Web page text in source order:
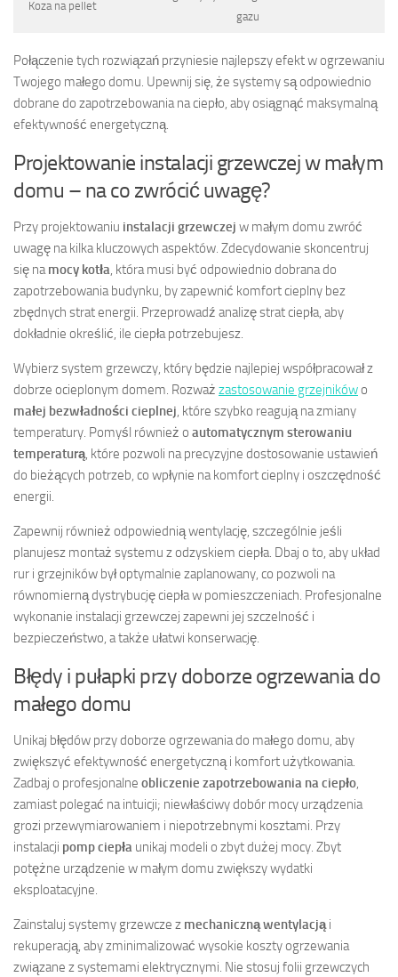
Koza na pellet
gazu
Połączenie tych rozwiązań przyniesie najlepszy efekt w ogrzewaniu
Twojego małego domu. Upewnij się, że systemy są odpowiednio
dobrane do zapotrzebowania na ciepło, aby osiągnąć maksymalną
efektywność energetyczną.
Projektowanie instalacji grzewczej w małym
domu – na co zwrócić uwagę?
Przy projektowaniu instalacji grzewczej w małym domu zwróć
uwagę na kilka kluczowych aspektów. Zdecydowanie skoncentruj
się namocy kotła, która musi być odpowiednio dobrana do
zapotrzebowania budynku, by zapewnić komfort cieplny bez
zbędnych strat energii. Przeprowadź analizę strat ciepła, aby
dokładnie określić, ile ciepła potrzebujesz.
Wybierz system grzewczy, który będzie najlepiej współpracował z
dobrze ocieplonym domem. Rozważ zastosowanie grzejnikówo
małej bezwładności cieplnej, które szybko reagują na zmiany
temperatury. Pomyśl również o automatycznym sterowaniu
temperaturą, które pozwoli na precyzyjne dostosowanie ustawień
do bieżących potrzeb, co wpłynie na komfort cieplny i oszczędność
energii.
Zapewnij również odpowiednią wentylację, szczególnie jeśli
planujesz montaż systemu z odzyskiem ciepła. Dbaj o to, aby układ
rur i grzejników był optymalnie zaplanowany, co pozwoli na
równomierną dystrybucję ciepła w pomieszczeniach. Profesjonalne
wykonanie instalacji grzewczej zapewni jej szczelność i
bezpieczeństwo, a także ułatwi konserwację.
Błędy i pułapki przy doborze ogrzewania do
małego domu
Unikaj błędów przy doborze ogrzewania do małego domu, aby
zwiększyć efektywność energetyczną i komfort użytkowania.
Zadbaj o profesjonalne obliczenie zapotrzebowania na ciepło,
zamiast polegać na intuicji; niewłaściwy dobór mocy urządzenia
grozi przewymiarowaniem i niepotrzebnymi kosztami. Przy
instalacji pomp ciepła unikaj modeli o zbyt dużej mocy. Zbyt
potężne urządzenie w małym domu zwiększy wydatki
eksploatacyjne.
Zainstaluj systemy grzewcze z mechaniczną wentylacjąi
rekuperacją, aby zminimalizować wysokie koszty ogrzewania
związane z systemami elektrycznymi. Nie stosuj folii grzewczych